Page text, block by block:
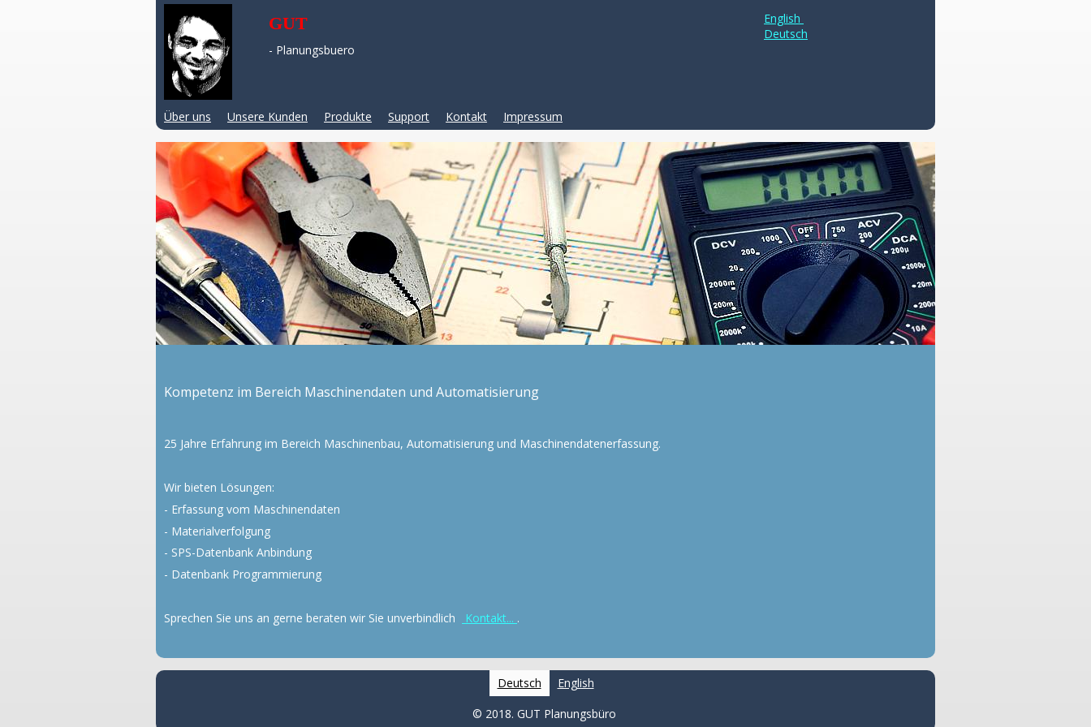
GUT
- Planungsbuero
English
Deutsch
Über uns Unsere Kunden Produkte Support Kontakt Impressum
Kompetenz im Bereich Maschinendaten und Automatisierung
25 Jahre Erfahrung im Bereich Maschinenbau, Automatisierung und Maschinendatenerfassung.
Wir bieten Lösungen:
- Erfassung vom Maschinendaten
- Materialverfolgung
- SPS-Datenbank Anbindung
- Datenbank Programmierung
Sprechen Sie uns an gerne beraten wir Sie unverbindlich Kontakt... .
Deutsch English
© 2018. GUT Planungsbüro